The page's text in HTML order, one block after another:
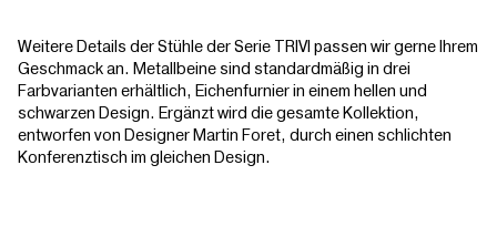
Weitere Details der Stühle der Serie TRIVI passen wir gerne Ihrem
Geschmack an. Metallbeine sind standardmäßig in drei
Farbvarianten erhältlich, Eichenfurnier in einem hellen und
schwarzen Design. Ergänzt wird die gesamte Kollektion,
entworfen von Designer Martin Foret, durch einen schlichten
Konferenztisch im gleichen Design.